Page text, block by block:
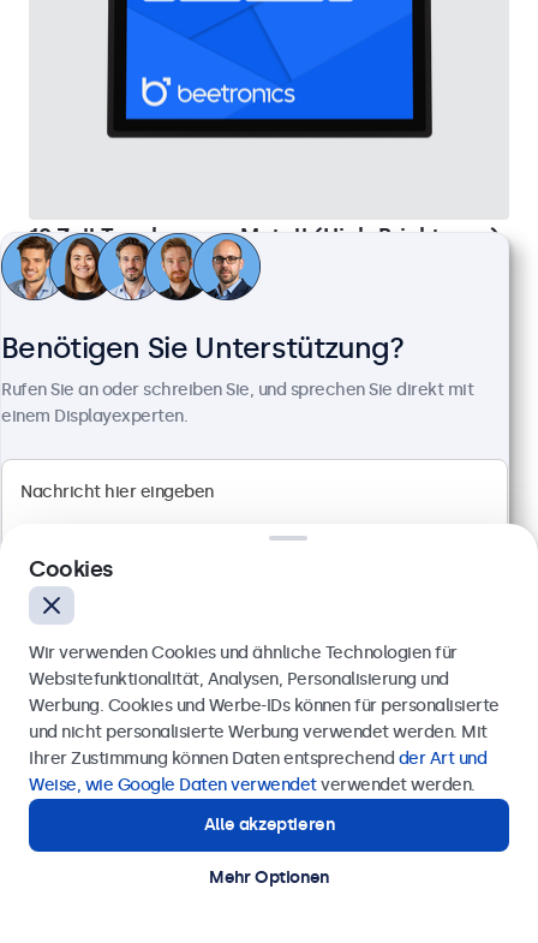
19 Zoll Touchscreen Metall (High-Brightness)
Artikelnummer:
19HB9M/U1
76 Stück auf Lager
High-Brightness Full HD Multi-Touch Panel
Anschlüsse: HDMI, DisplayPort, USB-C, VGA
Außenmaße: 466 x 285 x 44 mm
Benötigen Sie Unterstützung?
Rufen Sie an oder schreiben Sie, und sprechen Sie direkt mit
einem Displayexperten.
Anfrage senden
Rufen Sie uns an unter+41 43 50 80 772
Benötigen Sie Unterstützung?
Kontaktieren Sie uns!
Cookies
Wir verwenden Cookies und ähnliche Technologien für
Websitefunktionalität, Analysen, Personalisierung und
Werbung. Cookies und Werbe-IDs können für personalisierte
und nicht personalisierte Werbung verwendet werden. Mit
Ihrer Zustimmung können Daten entsprechend der Art und
Weise, wie Google Daten verwendetverwendet werden.
Alle akzeptieren
Mehr Optionen